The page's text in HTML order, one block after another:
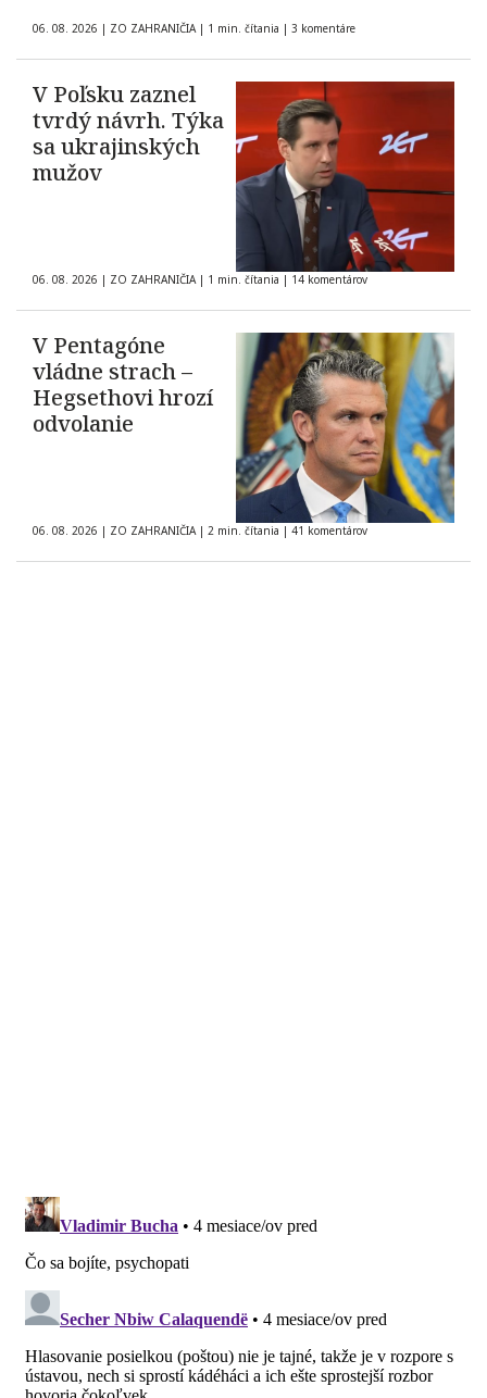
06. 08. 2026 | ZO ZAHRANIČIA | 1 min. čítania | 3 komentáre
V Poľsku zaznel
tvrdý návrh. Týka
sa ukrajinských
mužov
06. 08. 2026 | ZO ZAHRANIČIA | 1 min. čítania | 14 komentárov
V Pentagóne
vládne strach –
Hegsethovi hrozí
odvolanie
06. 08. 2026 | ZO ZAHRANIČIA | 2 min. čítania | 41 komentárov